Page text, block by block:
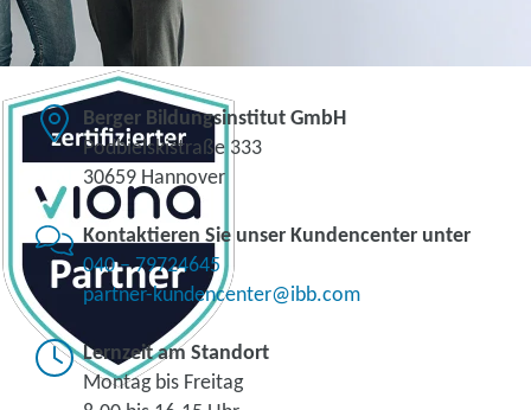
Berger Bildungsinstitut GmbH
Podbielskistraße 333
30659 Hannover
Kontaktieren Sie unser Kundencenter unter
040 – 79724645
partner-kundencenter@ibb.com
Lernzeit am Standort
Montag bis Freitag